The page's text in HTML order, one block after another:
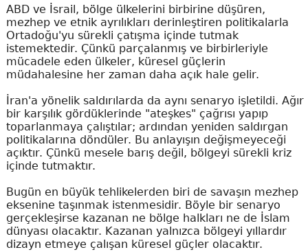
ABD ve İsrail, bölge ülkelerini birbirine düşüren,
mezhep ve etnik ayrılıkları derinleştiren politikalarla
Ortadoğu'yu sürekli çatışma içinde tutmak
istemektedir. Çünkü parçalanmış ve birbirleriyle
mücadele eden ülkeler, küresel güçlerin
müdahalesine her zaman daha açık hale gelir.
İran'a yönelik saldırılarda da aynı senaryo işletildi. Ağır
bir karşılık gördüklerinde "ateşkes" çağrısı yapıp
toparlanmaya çalıştılar; ardından yeniden saldırgan
politikalarına döndüler. Bu anlayışın değişmeyeceği
açıktır. Çünkü mesele barış değil, bölgeyi sürekli kriz
içinde tutmaktır.
Bugün en büyük tehlikelerden biri de savaşın mezhep
eksenine taşınmak istenmesidir. Böyle bir senaryo
gerçekleşirse kazanan ne bölge halkları ne de İslam
dünyası olacaktır. Kazanan yalnızca bölgeyi yıllardır
dizayn etmeye çalışan küresel güçler olacaktır.